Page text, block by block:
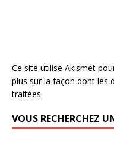
Ce site utilise Akismet
plus sur la façon dont les
traitées.
VOUS RECHERCHEZ